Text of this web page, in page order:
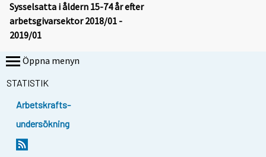
Sysselsatta i åldern 15-74 år efter
arbetsgivarsektor 2018/01 -
2019/01
Öppna menyn
STATISTIK
Arbetskrafts-
undersökning